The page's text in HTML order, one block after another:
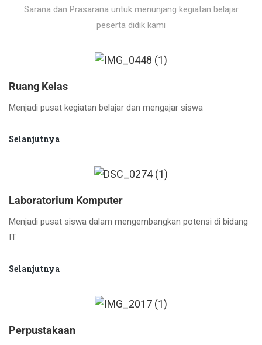
Sarana dan Prasarana untuk menunjang kegiatan belajar
peserta didik kami
Ruang Kelas
Menjadi pusat kegiatan belajar dan mengajar siswa
Selanjutnya
Laboratorium Komputer
Menjadi pusat siswa dalam mengembangkan potensi di bidang
IT
Selanjutnya
Perpustakaan